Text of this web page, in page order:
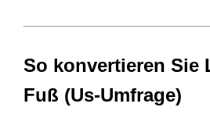
So konvertieren Sie
Fuß (Us-Umfrage)